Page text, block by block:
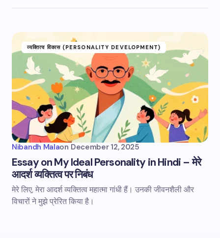
व्यक्तित्व विकास (PERSONALITY DEVELOPMENT)
Nibandh Malaon December 12, 2025
Essay on My Ideal Personality in Hindi – मेरे
आदर्श व्यक्तित्व पर निबंध
मेरे लिए, मेरा आदर्श व्यक्तित्व महात्मा गांधी हैं। उनकी जीवनशैली और
विचारों ने मुझे प्रेरित किया है।